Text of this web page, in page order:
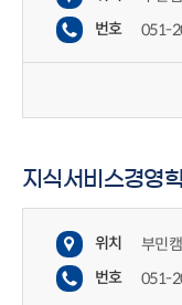
번호
051-
지식서비스경영
위치
부민
번호
051-